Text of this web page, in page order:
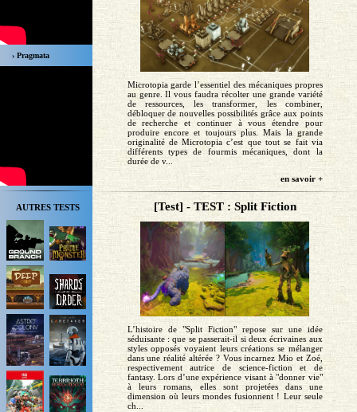
› Pragmata
AUTRES TESTS
Microtopia garde l’essentiel des mécaniques propres
au genre. Il vous faudra récolter une grande variété
de ressources, les transformer, les combiner,
débloquer de nouvelles possibilités grâce aux points
de recherche et continuer à vous étendre pour
produire encore et toujours plus. Mais la grande
originalité de Microtopia c’est que tout se fait via
différents types de fourmis mécaniques, dont la
durée de v...
en savoir +
[Test] - TEST : Split Fiction
L’histoire de "Split Fiction" repose sur une idée
séduisante : que se passerait-il si deux écrivaines aux
styles opposés voyaient leurs créations se mélanger
dans une réalité altérée ? Vous incarnez Mio et Zoé,
respectivement autrice de science-fiction et de
fantasy. Lors d’une expérience visant à "donner vie"
à leurs romans, elles sont projetées dans une
dimension où leurs mondes fusionnent ! Leur seule
ch...